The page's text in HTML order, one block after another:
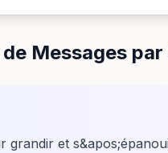
Messages
et